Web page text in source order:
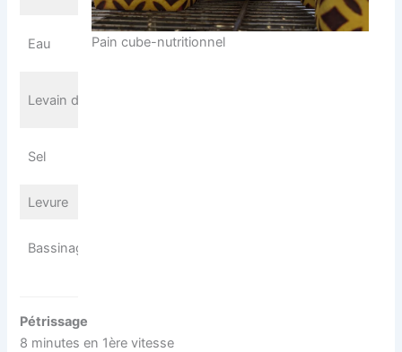
Pain cube-nutritionnel
Eau
750
Levain dur
Sel
Levure
Bassinage
Pétrissage
8 minutes en 1ère vitesse